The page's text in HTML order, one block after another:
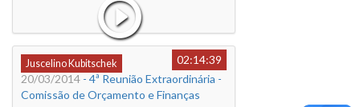
Juscelino Kubitschek
02:14:39
20/03/2014 - 4ª Reunião Extraordinária -
Comissão de Orçamento e Finanças